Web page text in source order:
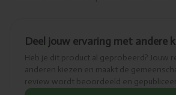
Deel jouw ervaring met andere
Heb je dit product al geprobeerd? Jouw
anderen kiezen en maakt de
review wordt beoordeeld en